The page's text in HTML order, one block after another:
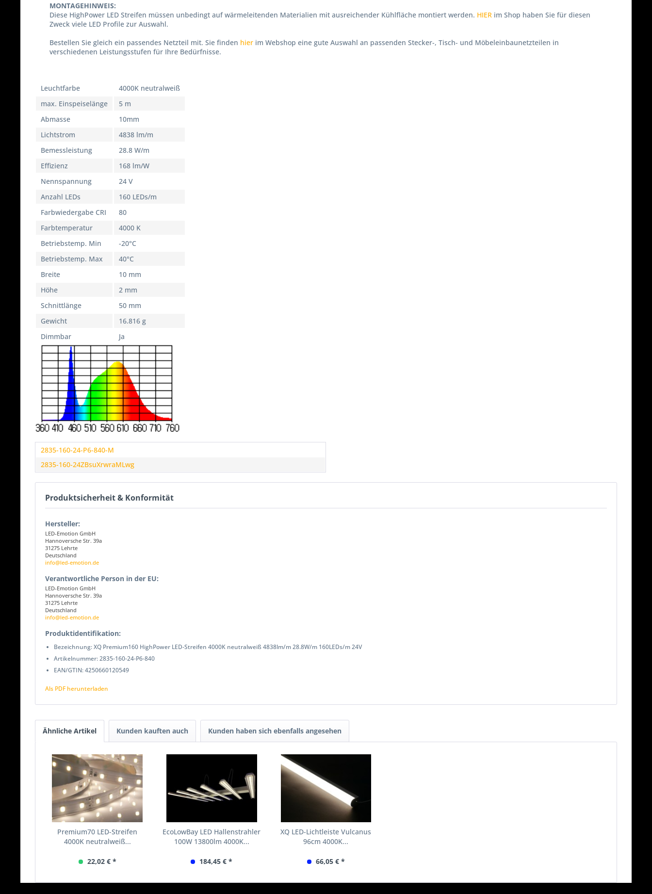
MONTAGEHINWEIS:
Diese HighPower LED Streifen müssen unbedingt auf wärmeleitenden Materialien mit ausreichender Kühlfläche montiert werden. HIER im Shop haben Sie für diesen
Zweck viele LED Profile zur Auswahl.
Bestellen Sie gleich ein passendes Netzteil mit. Sie finden hier im Webshop eine gute Auswahl an passenden Stecker-, Tisch- und Möbeleinbaunetzteilen in
verschiedenen Leistungsstufen für Ihre Bedürfnisse.
Leuchtfarbe
4000K neutralweiß
max. Einspeiselänge
5 m
Abmasse
10mm
Lichtstrom
4838 lm/m
Bemessleistung
28.8 W/m
Effizienz
168 lm/W
Nennspannung
24 V
Anzahl LEDs
160 LEDs/m
Farbwiedergabe CRI
80
Farbtemperatur
4000 K
Betriebstemp. Min
-20°C
Betriebstemp. Max
40°C
Breite
10 mm
Höhe
2 mm
Schnittlänge
50 mm
Gewicht
16.816 g
Dimmbar
Ja
2835-160-24-P6-840-M
2835-160-24ZBsuXrwraMLwg
Produktsicherheit & Konformität
Hersteller:
LED-Emotion GmbH
Hannoversche Str. 39a
31275 Lehrte
Deutschland
info@led-emotion.de
Verantwortliche Person in der EU:
LED-Emotion GmbH
Hannoversche Str. 39a
31275 Lehrte
Deutschland
info@led-emotion.de
Produktidentifikation:
Bezeichnung: XQ Premium160 HighPower LED-Streifen 4000K neutralweiß 4838lm/m 28.8W/m 160LEDs/m 24V
Artikelnummer: 2835-160-24-P6-840
EAN/GTIN: 4250660120549
Als PDF herunterladen
Ähnliche Artikel Kunden kauften auch Kunden haben sich ebenfalls angesehen
Premium70 LED-Streifen
4000K neutralweiß...
22,02 € *
EcoLowBay LED Hallenstrahler
100W 13800lm 4000K...
184,45 € *
XQ LED-Lichtleiste Vulcanus
96cm 4000K...
66,05 € *